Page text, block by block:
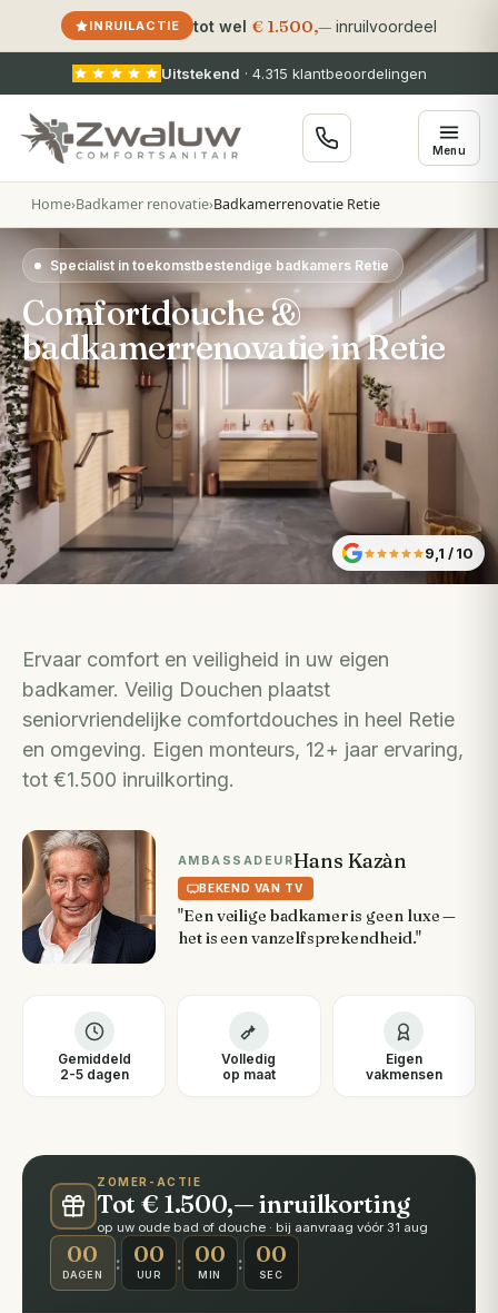
INRUILACTIE tot wel € 1.500,— inruilvoordeel
Uitstekend · 4.315 klantbeoordelingen
Menu
Home›Badkamer renovatie›Badkamerrenovatie Retie
Specialist in toekomstbestendige badkamers Retie
Comfortdouche &
badkamerrenovatie in Retie
9,1 / 10
Ervaar comfort en veiligheid in uw eigen
badkamer. Veilig Douchen plaatst
seniorvriendelijke comfortdouches in heel Retie
en omgeving. Eigen monteurs, 12+ jaar ervaring,
tot €1.500 inruilkorting.
AMBASSADEURHans Kazàn
BEKEND VAN TV
"Een veilige badkamer is geen luxe —
het is een vanzelfsprekendheid."
Gemiddeld
2-5 dagen
Volledig
op maat
Eigen
vakmensen
ZOMER-ACTIE
Tot € 1.500,— inruilkorting
op uw oude bad of douche · bij aanvraag vóór 31 aug
00
DAGEN
: 00
UUR
: 00
MIN
: 00
SEC